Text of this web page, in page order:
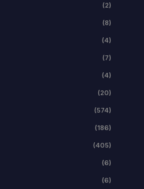
(2)
(8)
(4)
(7)
(4)
(20)
(574)
(186)
(405)
(6)
(6)